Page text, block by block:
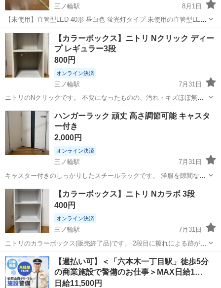
三ノ輪駅
8月1日
【未使用】直管型LED 40形 昼白色 蛍光灯タイプ 未使用の直管型LED
ライトです。 蛍光灯からの交換用として使えます。 【商品詳細】 ・
40形 ・昼白色 ・LED直管タイプ ・17W ・全光束2300lm ・50Hz...
東京 台東区 三ノ輪駅 照明器具 LED
【カラーボックス】ニトリ Nクリック ディー
プ レギュラー3段
800円
オンライン決済
三ノ輪駅
7月31日
ニトリのNクリックです。 不要になったものの、汚れ・キズほぼ無し
で綺麗なため、捨てずにお譲りしたいと思います。 商品のサイズやカ
ラー等、詳細はリンク先をご覧ください。 Nクリック ディープ レギュ
ラー3段(ホワイトウォッ...
東京 台東区 三ノ輪駅 収納家具
ハンガーラック 頑丈 高さ調節可能 キャスタ
ー付き
2,000円
オンライン決済
三ノ輪駅
7月31日
キャスター付きのしっかりしたスチールラックです。 洋服を隙間なく
掛けていても大丈夫でした。 大きなキズ・へこみやサビは見当たりま
せん。 【サイズ】 W86/D43/H103.5〜171.5 ※両サイドに高さ調整用
穴(12段...
東京 台東区 三ノ輪駅 収納家具 キャスター
【カラーボックス】ニトリ Nカラボ 3段
400円
オンライン決済
三ノ輪駅
7月31日
ニトリのカラーボックス(販売終了品)です。 2段目に擦れによる跡があ
ります(写真4枚目)が、大きなキズ・へこみはありません。 カラーボッ
クス Nカラボ 3段(ホワイトウォッシュ) https://www.nitori-n...
東京 台東区 三ノ輪駅 収納家具 カラボ
【週払い可】＜「六本木一丁目駅」徒歩5分
の商業施設で警備のお仕事＞MAX日給1…
日給11,500円